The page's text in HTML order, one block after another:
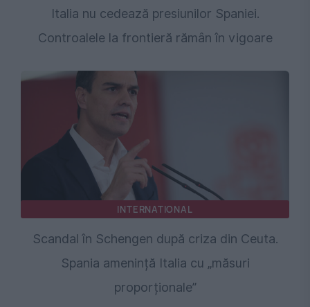
Italia nu cedează presiunilor Spaniei.
Controalele la frontieră rămân în vigoare
INTERNATIONAL
Scandal în Schengen după criza din Ceuta.
Spania amenință Italia cu „măsuri
proporționale”